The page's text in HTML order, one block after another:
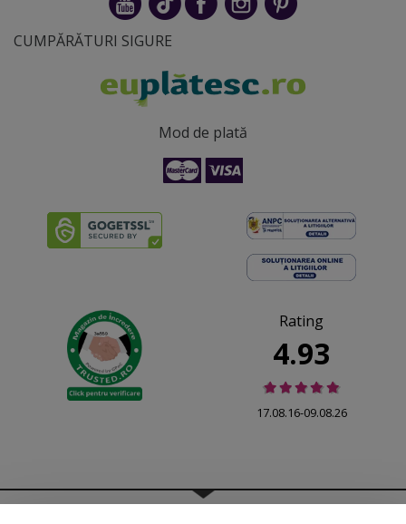
CUMPĂRĂTURI SIGURE
Mod de plată
Rating
4.93
17.08.16-09.08.26